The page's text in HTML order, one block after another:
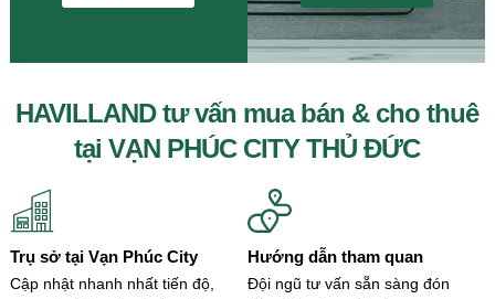
HAVILLAND tư vấn mua bán & cho thuê
tại VẠN PHÚC CITY THỦ ĐỨC
Trụ sở tại Vạn Phúc City
Cập nhật nhanh nhất tiến độ,
Hướng dẫn tham quan
Đội ngũ tư vấn sẵn sàng đón